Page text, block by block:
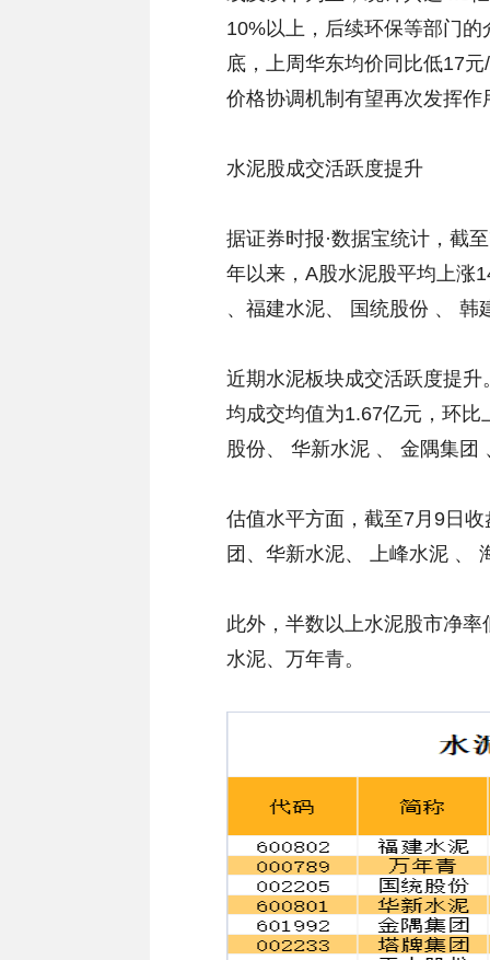
10%以上，后续环保等部门
底，上周华东均价同比低17
价格协调机制有望再次发挥
水泥股成交活跃度提升
据证券时报·数据宝统计，截
年以来，A股水泥股平均上涨
、福建水泥、 国统股份 、 韩
近期水泥板块成交活跃度提
均成交均值为1.67亿元，环
股份、 华新水泥 、 金隅集团
估值水平方面，截至7月9日
团、华新水泥、 上峰水泥 、
此外，半数以上水泥股市净
水泥、万年青。